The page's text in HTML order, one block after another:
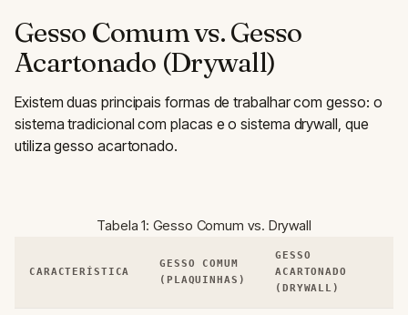
Gesso Comum vs. Gesso
Acartonado (Drywall)
Existem duas principais formas de trabalhar com gesso: o
sistema tradicional com placas e o sistema drywall, que
utiliza gesso acartonado.
Tabela 1: Gesso Comum vs. Drywall
CARACTERÍSTICA
GESSO COMUM
(PLAQUINHAS)
GESSO
ACARTONADO
(DRYWALL)